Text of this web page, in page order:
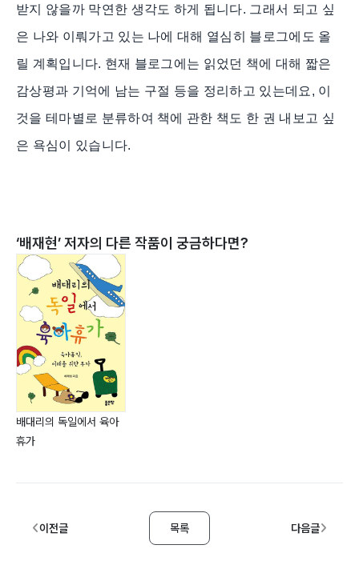
받지 않을까 막연한 생각도 하게 됩니다. 그래서 되고 싶
은 나와 이뤄가고 있는 나에 대해 열심히 블로그에도 올
릴 계획입니다. 현재 블로그에는 읽었던 책에 대해 짧은
감상평과 기억에 남는 구절 등을 정리하고 있는데요, 이
것을 테마별로 분류하여 책에 관한 책도 한 권 내보고 싶
은 욕심이 있습니다.
‘배재현’ 저자의 다른 작품이 궁금하다면?
배대리의 독일에서 육아
휴가
이전글 목록 다음글